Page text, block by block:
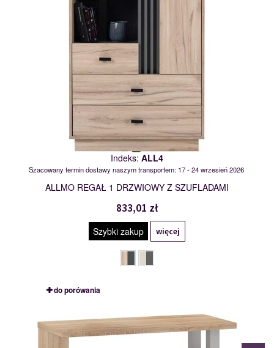
Indeks: ALL4
Szacowany termin dostawy naszym transportem: 17 - 24 wrzesień 2026
ALLMO REGAŁ 1 DRZWIOWY Z SZUFLADAMI
833,01 zł
Szybki zakup więcej
do porówania
111167